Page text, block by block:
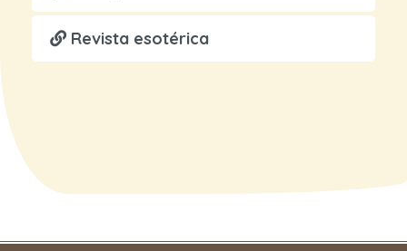
Revista esotérica